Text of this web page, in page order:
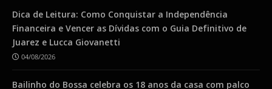
Dica de Leitura: Como Conquistar a Independência
Financeira e Vencer as Dívidas com o Guia Definitivo de
Juarez e Lucca Giovanetti
04/08/2026
Bailinho do Bossa celebra os 18 anos da casa com palco